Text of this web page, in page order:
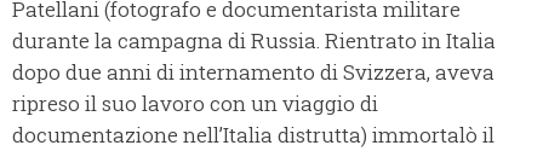
Patellani (fotografo e documentarista militare
durante la campagna di Russia. Rientrato in Italia
dopo due anni di internamento di Svizzera, aveva
ripreso il suo lavoro con un viaggio di
documentazione nell’Italia distrutta) immortalò il